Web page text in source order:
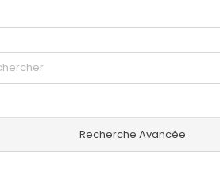
Recherche Avancée